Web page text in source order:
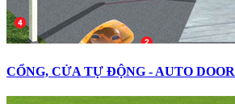
CỔNG, CỬA TỰ ĐỘNG - AUTO DOOR